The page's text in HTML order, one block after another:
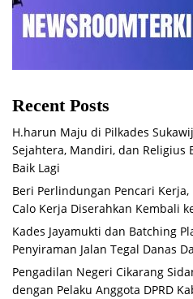
Recent Posts
H.harun Maju di Pilkades
Sejahtera, Mandiri, dan Religius
Baik Lagi
Beri Perlindungan Pencari
Calo Kerja Diserahkan Kembali
Kades Jayamukti dan Batching
Penyiraman Jalan Tegal Danas
Pengadilan Negeri Cikarang
dengan Pelaku Anggota DPRD